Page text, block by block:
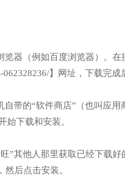
览器（例如百度浏览器）。
062328236/】网址，下载完
自带的“软件商店”（也叫应
始下载和安装。
”其他人那里获取已经下载
后点击安装。